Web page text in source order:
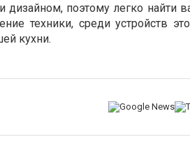
поэтому легко найти
техники, среди устройств
кухни.